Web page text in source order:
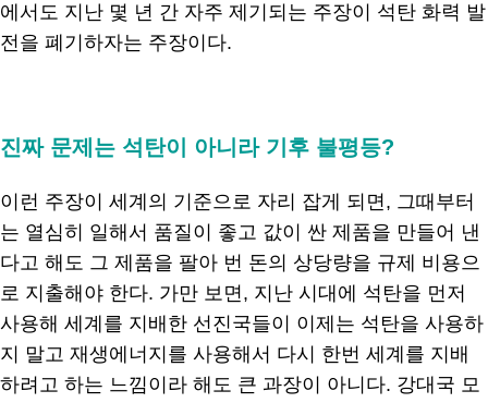
에서도 지난 몇 년 간 자주 제기되는 주장이 석탄 화력 발
전을 폐기하자는 주장이다.
진짜 문제는 석탄이 아니라 기후 불평등?
이런 주장이 세계의 기준으로 자리 잡게 되면, 그때부터
는 열심히 일해서 품질이 좋고 값이 싼 제품을 만들어 낸
다고 해도 그 제품을 팔아 번 돈의 상당량을 규제 비용으
로 지출해야 한다. 가만 보면, 지난 시대에 석탄을 먼저
사용해 세계를 지배한 선진국들이 이제는 석탄을 사용하
지 말고 재생에너지를 사용해서 다시 한번 세계를 지배
하려고 하는 느낌이라 해도 큰 과장이 아니다. 강대국 모